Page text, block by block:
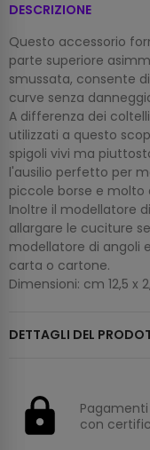
DESCRIZIONE
Questo accessorio
parte superiore
smussata, consente
curve senza
A differenza dei
utilizzati a questo
spigoli vivi ma
l'ausilio perfetto per
piccole borse e molto
Inoltre il modellatore
allargare le cuciture
modellatore di angoli
carta o cartone.
Dimensioni: cm 12,5 x
DETTAGLI DEL
con